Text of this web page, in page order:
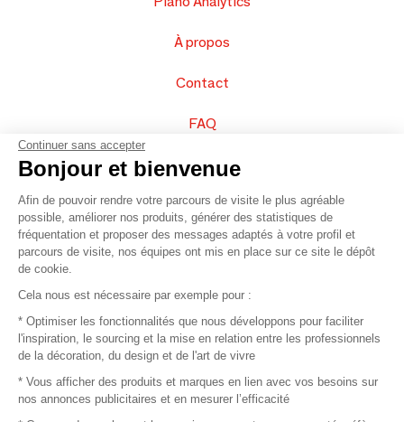
À propos
Contact
FAQ
Vendez vos produits
Plan du site
© 2016 –Organisation SAFI
Recrutement
Continuer sans accepter
Bonjour et bienvenue
Afin de pouvoir rendre votre parcours de visite le plus agréable
possible, améliorer nos produits, générer des statistiques de
fréquentation et proposer des messages adaptés à votre profil et
parcours de visite, nos équipes ont mis en place sur ce site le dépôt
de cookie.
Cela nous est nécessaire par exemple pour :
* Optimiser les fonctionnalités que nous développons pour faciliter
l'inspiration, le sourcing et la mise en relation entre les professionnels
de la décoration, du design et de l'art de vivre
* Vous afficher des produits et marques en lien avec vos besoins sur
nos annonces publicitaires et en mesurer l’efficacité